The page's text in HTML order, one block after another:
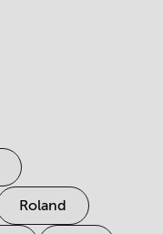
Roland